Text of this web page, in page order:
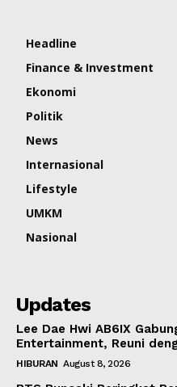
Headline
Finance & Investment
Ekonomi
Politik
News
Internasional
Lifestyle
UMKM
Nasional
Updates
Lee Dae Hwi AB6IX
Entertainment, Reuni
HIBURAN August 8, 2026